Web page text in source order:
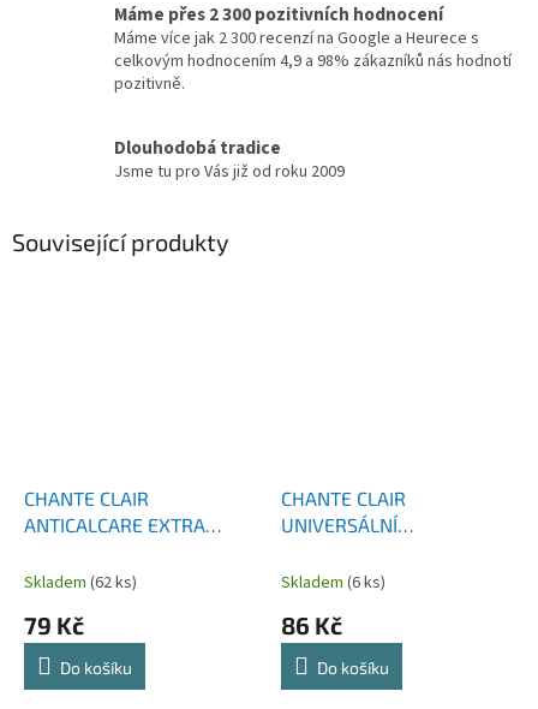
Máme přes 2 300 pozitivních hodnocení
Máme více jak 2 300 recenzí na Google a Heurece s
celkovým hodnocením 4,9 a 98% zákazníků nás hodnotí
pozitivně.
Dlouhodobá tradice
Jsme tu pro Vás již od roku 2009
Související produkty
CHANTE CLAIR
ANTICALCARE EXTRA
VODNÍHO KAMENE ACETO
Skladem (62 ks)
79 Kč
Do košíku
CHANTE CLAIR
UNIVERSÁLNÍ
SCIOGLI MACCHIA 500 ML
Skladem (6 ks)
86 Kč
Do košíku